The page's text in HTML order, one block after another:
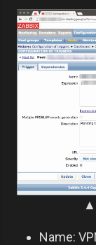
▲
Name: